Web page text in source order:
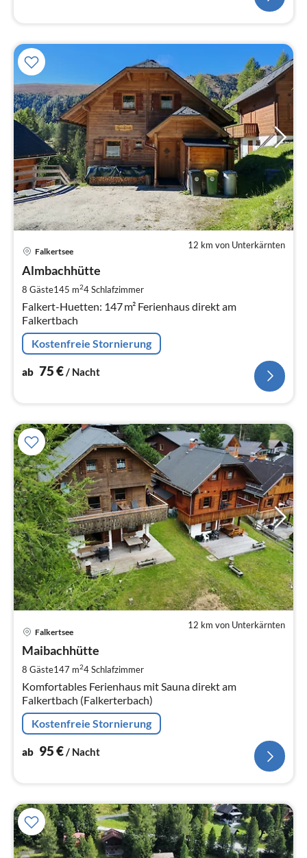
12 km von Unterkärnten
Falkertsee
Almbachhütte
8 Gäste145 m24Schlafzimmer
Falkert-Huetten: 147 m² Ferienhaus direkt am
Falkertbach
Kostenfreie Stornierung
ab 75€/ Nacht
12 km von Unterkärnten
Falkertsee
Maibachhütte
8 Gäste147 m24Schlafzimmer
Komfortables Ferienhaus mit Sauna direkt am
Falkertbach (Falkerterbach)
Kostenfreie Stornierung
ab 95€/ Nacht